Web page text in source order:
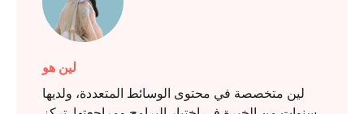
لين هو
لين متخصصة في محتوى الوسائط المتعددة، ولديها